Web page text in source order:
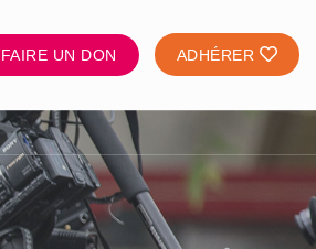
FAIRE UN DON ADHÉRER